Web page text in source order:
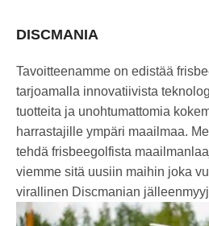
DISCMANIA
Tavoitteenamme on edistää
tarjoamalla innovatiivista
tuotteita ja unohtumattomia
harrastajille ympäri maailmaa.
tehdä frisbeegolfista
viemme sitä uusiin maihin joka
virallinen Discmanian